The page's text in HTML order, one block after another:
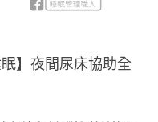
】夜間尿床協助全